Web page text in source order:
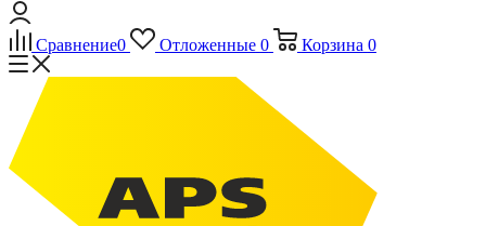
Сравнение0 Отложенные 0 Корзина 0